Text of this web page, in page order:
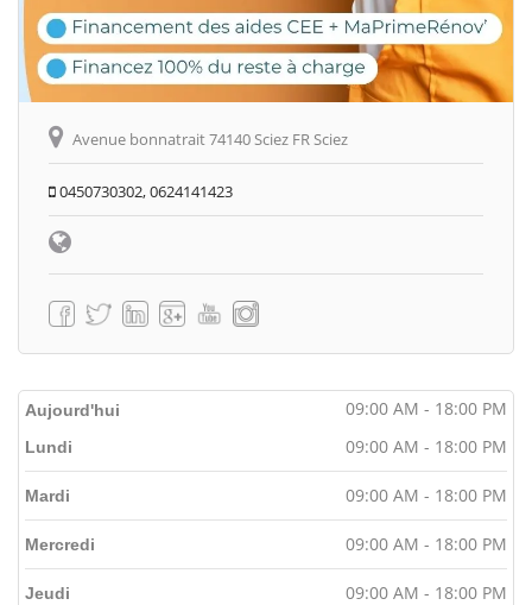
Avenue bonnatrait 74140 Sciez FR Sciez
0450730302, 0624141423
Aujourd'hui 09:00 AM - 18:00 PM
Lundi 09:00 AM - 18:00 PM
Mardi 09:00 AM - 18:00 PM
Mercredi 09:00 AM - 18:00 PM
Jeudi 09:00 AM - 18:00 PM